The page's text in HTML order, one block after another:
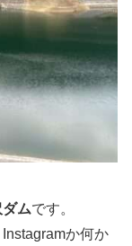
ムです。
か何か